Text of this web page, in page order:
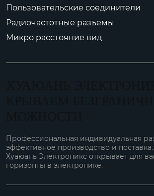
Пользовательские соединители
Радиочастотные разъемы
Микро расстояние вид
Профессиональная индивидуальная
эффективное производство и
Хуаюань Электроникс открывает для
горизонты в электронике.